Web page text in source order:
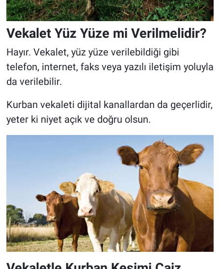
Vekalet Yüz Yüze mi Verilmelidir?
Hayır. Vekalet, yüz yüze verilebildiği gibi
telefon, internet, faks veya yazılı iletişim yoluyla
da verilebilir.
Kurban vekaleti dijital kanallardan da geçerlidir,
yeter ki niyet açık ve doğru olsun.